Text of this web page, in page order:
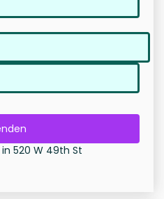
520 W 49th St